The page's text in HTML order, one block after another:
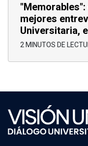
mejores
Universitaria,
2 MINUTOS DE